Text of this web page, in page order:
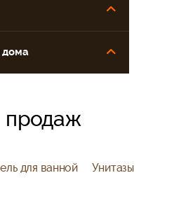
дома
продаж
для ванной Унитазы